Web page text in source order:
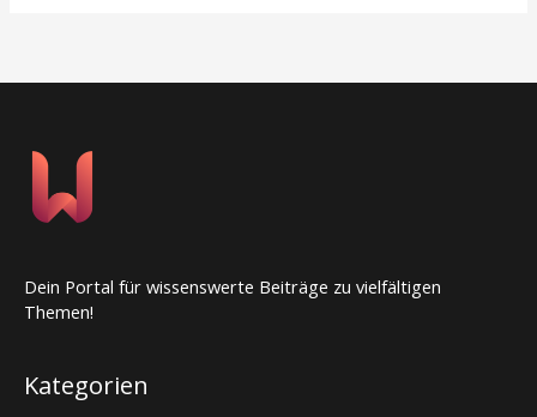
Dein Portal für wissenswerte Beiträge zu vielfältigen
Themen!
Kategorien